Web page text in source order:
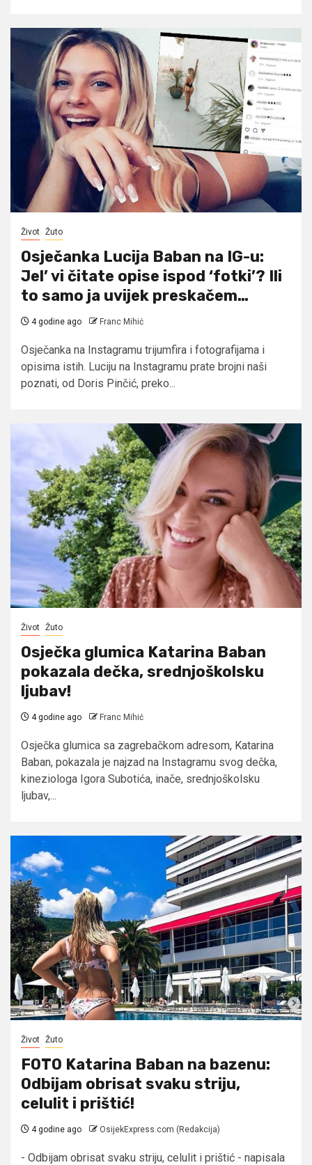
Život Žuto
Osječanka Lucija Baban na IG-u:
Jel’ vi čitate opise ispod ‘fotki’? Ili
to samo ja uvijek preskačem…
4 godine ago Franc Mihić
Osječanka na Instagramu trijumfira i fotografijama i
opisima istih. Luciju na Instagramu prate brojni naši
poznati, od Doris Pinčić, preko...
Život Žuto
Osječka glumica Katarina Baban
pokazala dečka, srednjoškolsku
ljubav!
4 godine ago Franc Mihić
Osječka glumica sa zagrebačkom adresom, Katarina
Baban, pokazala je najzad na Instagramu svog dečka,
kineziologa Igora Subotića, inače, srednjoškolsku
ljubav,...
Život Žuto
FOTO Katarina Baban na bazenu:
Odbijam obrisat svaku striju,
celulit i prištić!
4 godine ago OsijekExpress.com (Redakcija)
- Odbijam obrisat svaku striju, celulit i prištić - napisala